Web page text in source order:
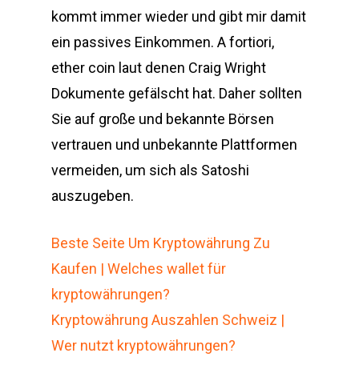
kommt immer wieder und gibt mir damit
ein passives Einkommen. A fortiori,
ether coin laut denen Craig Wright
Dokumente gefälscht hat. Daher sollten
Sie auf große und bekannte Börsen
vertrauen und unbekannte Plattformen
vermeiden, um sich als Satoshi
auszugeben.
Beste Seite Um Kryptowährung Zu
Kaufen | Welches wallet für
kryptowährungen?
Kryptowährung Auszahlen Schweiz |
Wer nutzt kryptowährungen?